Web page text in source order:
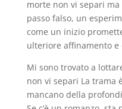
morte non vi separi
passo falso, un
come un inizio
ulteriore affinamento e
Mi sono trovato a
non vi separi La trama
mancano della